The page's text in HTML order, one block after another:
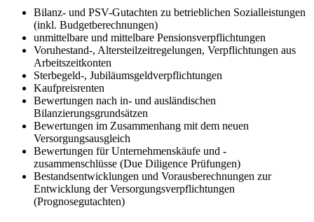
Bilanz- und PSV-Gutachten zu betrieblichen Sozialleistungen
(inkl. Budgetberechnungen)
unmittelbare und mittelbare Pensionsverpflichtungen
Voruhestand-, Altersteilzeitregelungen, Verpflichtungen aus
Arbeitszeitkonten
Sterbegeld-, Jubiläumsgeldverpflichtungen
Kaufpreisrenten
Bewertungen nach in- und ausländischen
Bilanzierungsgrundsätzen
Bewertungen im Zusammenhang mit dem neuen
Versorgungsausgleich
Bewertungen für Unternehmenskäufe und -
zusammenschlüsse (Due Diligence Prüfungen)
Bestandsentwicklungen und Vorausberechnungen zur
Entwicklung der Versorgungsverpflichtungen
(Prognosegutachten)